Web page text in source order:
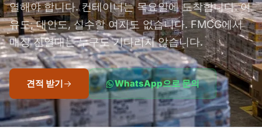
열해야 합니다. 컨테이너는 목요일에 도착합니다. 여
유도, 대안도, 실수할 여지도 없습니다. FMCG에서
매장 진열대는 누구도 기다리지 않습니다.
견적 받기 WhatsApp으로 문의